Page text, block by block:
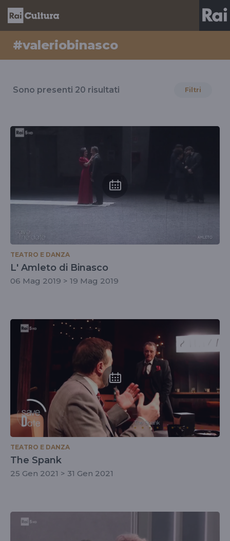
#valeriobinasco
il
#valeriobinasco
Sono presenti 20 risultati Filtri
TEATRO E DANZA
L' Amleto di Binasco
06 Mag 2019 > 19 Mag 2019
TEATRO E DANZA
The Spank
25 Gen 2021 > 31 Gen 2021